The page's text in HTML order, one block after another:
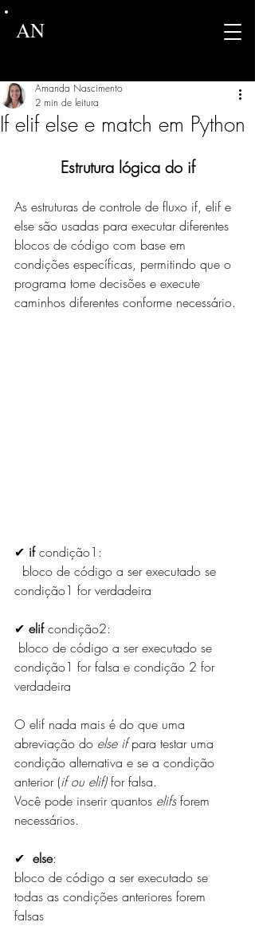
AN
If elif else e match em Python
Amanda Nascimento
2 min de leitura
Estrutura lógica do if
As estruturas de controle de fluxo if, elif e
else são usadas para executar diferentes
blocos de código com base em
condições específicas, permitindo que o
programa tome decisões e execute
caminhos diferentes conforme necessário.
✔ if condição1:
condição1 for verdadeira
✔ elif condição2:
condição1 for falsa e condição 2 for
verdadeira
O elif nada mais é do que uma
abreviação do else if para testar uma
condição alternativa e se a condição
anterior (if ou elif) for falsa.
Você pode inserir quantos elifs forem
necessários.
✔ else:
bloco de código a ser executado se
todas as condições anteriores forem
falsas